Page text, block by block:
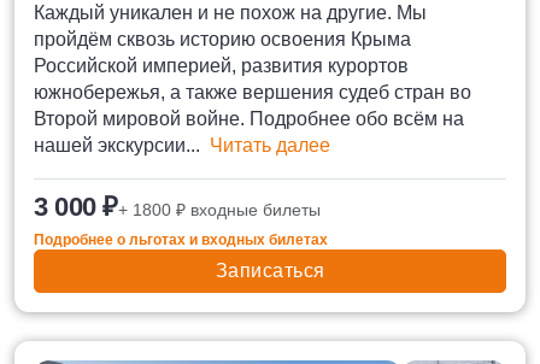
Каждый уникален и не похож на другие. Мы
пройдём сквозь историю освоения Крыма
Российской империей, развития курортов
южнобережья, а также вершения судеб стран во
Второй мировой войне. Подробнее обо всём на
нашей экскурсии... Читать далее
3 000 ₽+ 1800 ₽ входные билеты
Подробнее о льготах и входных билетах
Записаться